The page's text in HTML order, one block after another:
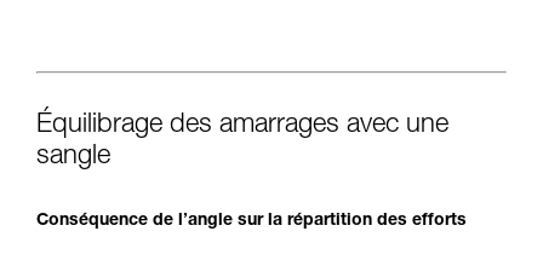
Équilibrage des amarrages avec une
sangle
Conséquence de l’angle sur la répartition des efforts